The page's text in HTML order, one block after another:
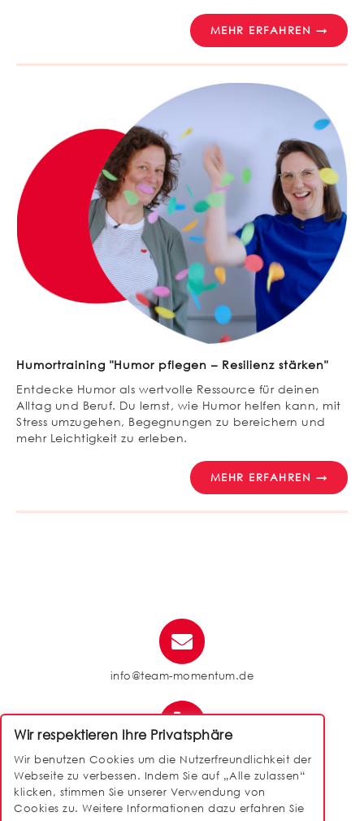
Wir respektieren Ihre Privatsphäre
Wir benutzen Cookies um die Nutzerfreundlichkeit der
Webseite zu verbessen. Indem Sie auf „Alle zulassen“
klicken, stimmen Sie unserer Verwendung von
Cookies zu. Weitere Informationen dazu erfahren Sie
MEHR ERFAHREN →
Humortraining "Humor pflegen – Resilienz stärken"
Entdecke Humor als wertvolle Ressource für deinen
Alltag und Beruf. Du lernst, wie Humor helfen kann, mit
Stress umzugehen, Begegnungen zu bereichern und
mehr Leichtigkeit zu erleben.
MEHR ERFAHREN →
info@team-momentum.de
040 / 88 14 50 90